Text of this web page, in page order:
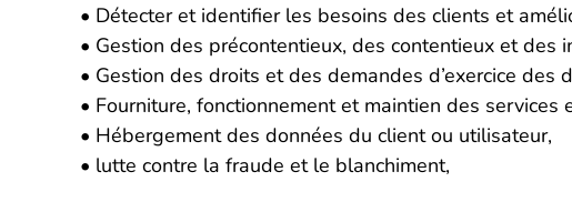
• Détecter et identifier les besoins des clients et
• Gestion des précontentieux, des contentieux et des
• Gestion des droits et des demandes d’exercice des
• Fourniture, fonctionnement et maintien des services
• Hébergement des données du client ou utilisateur,
• lutte contre la fraude et le blanchiment,